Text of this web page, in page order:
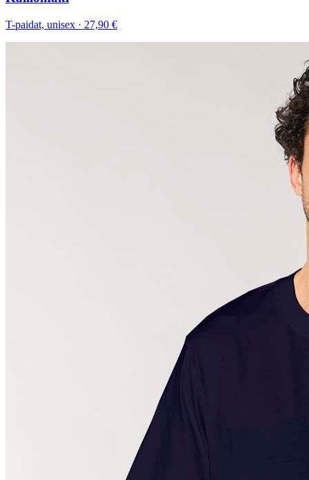
T-paidat, unisex · 27,90 €